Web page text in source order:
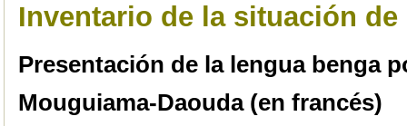
Inventario de la situación de
Presentación de la lengua benga
Mouguiama-Daouda (en francés)